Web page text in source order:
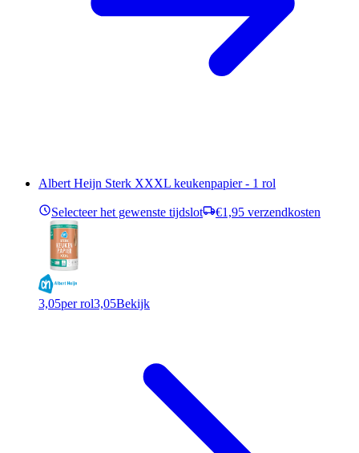
Albert Heijn Sterk XXXL keukenpapier - 1 rol
Selecteer het gewenste tijdslot €1,95 verzendkosten
3,05per rol3,05Bekijk